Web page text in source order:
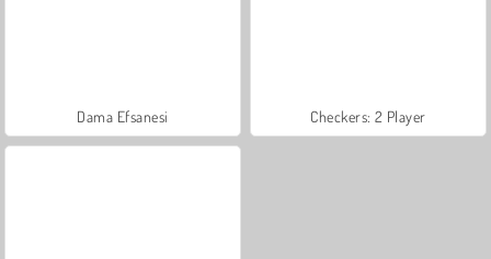
Dama Efsanesi Checkers: 2 Player